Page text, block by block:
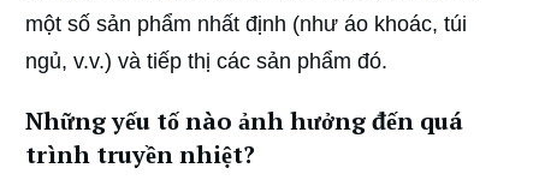
một số sản phẩm nhất định (như áo khoác, túi
ngủ, v.v.) và tiếp thị các sản phẩm đó.
Những yếu tố nào ảnh hưởng đến quá
trình truyền nhiệt?